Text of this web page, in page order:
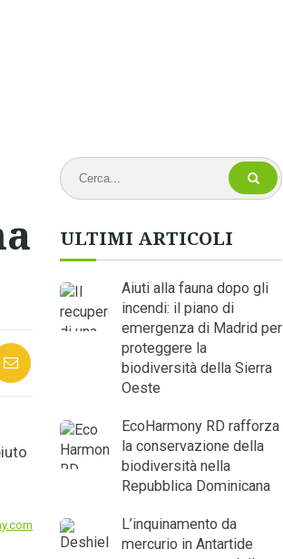
ULTIMI ARTICOLI
Aiuti alla fauna dopo gli
incendi: il piano di
emergenza di Madrid per
proteggere la
biodiversità della Sierra
Oeste
EcoHarmony RD rafforza
la conservazione della
biodiversità nella
Repubblica Dominicana
L’inquinamento da
mercurio in Antartide